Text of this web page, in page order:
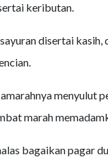
keributan.
disertai kasih,
menyulut
marah
bagaikan pagar